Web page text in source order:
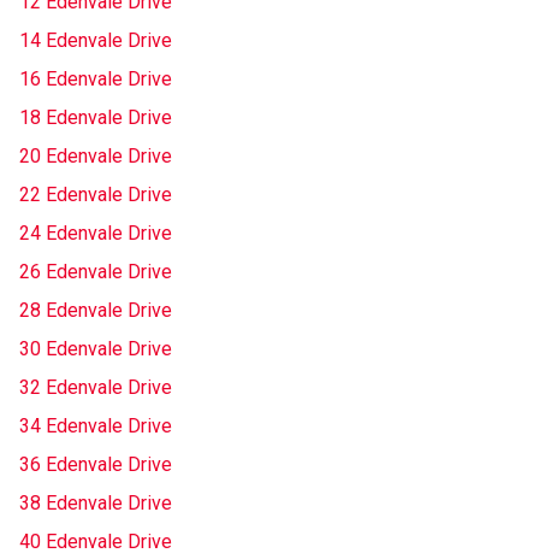
14 Edenvale Drive
16 Edenvale Drive
18 Edenvale Drive
20 Edenvale Drive
22 Edenvale Drive
24 Edenvale Drive
26 Edenvale Drive
28 Edenvale Drive
30 Edenvale Drive
32 Edenvale Drive
34 Edenvale Drive
36 Edenvale Drive
38 Edenvale Drive
40 Edenvale Drive